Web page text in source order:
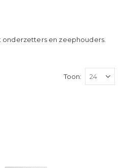
en zeephouders.
Toon